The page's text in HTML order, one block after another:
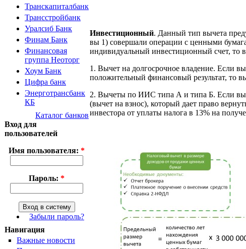
Транскапиталбанк
Трансстройбанк
Уралсиб Банк
Финам Банк
Финансовая
группа Неоторг
Хоум Банк
Цифра банк
Энерготрансбанк
КБ
Каталог банков
Вход для
пользователей
Имя пользователя: *
Пароль: *
Забыли пароль?
Навигация
Важные новости
Инвестиционный. Данный тип вычета
вы 1) совершали операции с ценными
индивидуальный инвестиционный счет, то
1. Вычет на долгосрочное владение. Если
положительный финансовый результат, то
2. Вычеты по ИИС типа А и типа Б. Если вы
(вычет на взнос), который дает право
инвестора от уплаты налога в 13% на